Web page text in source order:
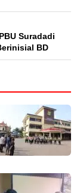
Suradadi
BD